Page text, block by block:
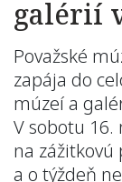
galérií
Považské
zapája do
múzeí a
V sobotu
na
a o týždeň